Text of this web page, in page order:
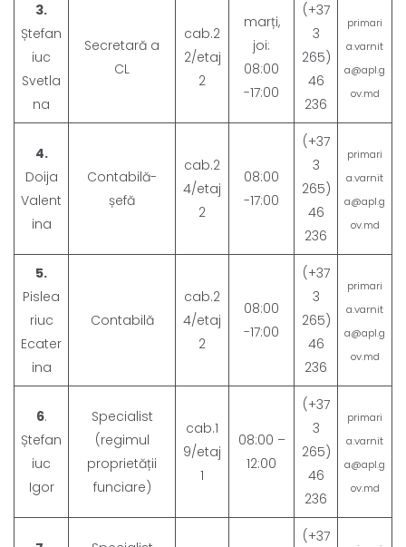
3.
Ștefan
iuc
Svetla
na
Secretară a
CL
cab.2
2/etaj
2
marți,
joi:
08:00
-17:00
(+37
3
265)
46
236
primari
a.varnit
a@apl.g
ov.md
4.
Doija
Valent
ina
Contabilă-
șefă
cab.2
4/etaj
2
08:00
-17:00
(+37
3
265)
46
236
primari
a.varnit
a@apl.g
ov.md
5.
Pislea
riuc
Ecater
ina
Contabilă
cab.2
4/etaj
2
08:00
-17:00
(+37
3
265)
46
236
primari
a.varnit
a@apl.g
ov.md
6.
Ștefan
iuc
Igor
Specialist
(regimul
proprietății
funciare)
cab.1
9/etaj
1
08:00 –
12:00
(+37
3
265)
46
236
primari
a.varnit
a@apl.g
ov.md
(+37